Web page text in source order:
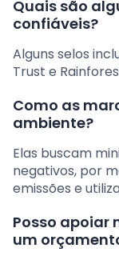
Quais são
confiáveis?
Alguns selos
Trust e
Como as
ambiente?
Elas buscam
negativos, por
emissões e
Posso apoiar
um